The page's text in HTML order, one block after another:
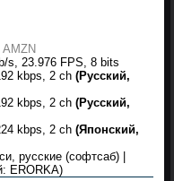
AMZN
s, 23.976 FPS, 8 bits
kbps, 2 ch (Русский,
kbps, 2 ch (Русский,
kbps, 2 ch (Японский,
русские (софтсаб) |
ERORKA)